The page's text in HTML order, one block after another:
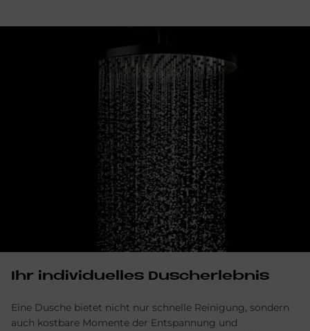
Ihr in­di­vi­du­el­les Du­sch­er­leb­nis
Eine Dusche bietet nicht nur schnelle Reinigung, sondern
auch kostbare Momente der Entspannung und